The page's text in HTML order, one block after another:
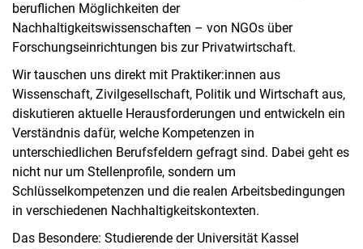
beruflichen Möglichkeiten der
Nachhaltigkeitswissenschaften – von NGOs über
Forschungseinrichtungen bis zur Privatwirtschaft.
Wir tauschen uns direkt mit Praktiker:innen aus
Wissenschaft, Zivilgesellschaft, Politik und Wirtschaft aus,
diskutieren aktuelle Herausforderungen und entwickeln ein
Verständnis dafür, welche Kompetenzen in
unterschiedlichen Berufsfeldern gefragt sind. Dabei geht es
nicht nur um Stellenprofile, sondern um
Schlüsselkompetenzen und die realen Arbeitsbedingungen
in verschiedenen Nachhaltigkeitskontexten.
Das Besondere: Studierende der Universität Kassel